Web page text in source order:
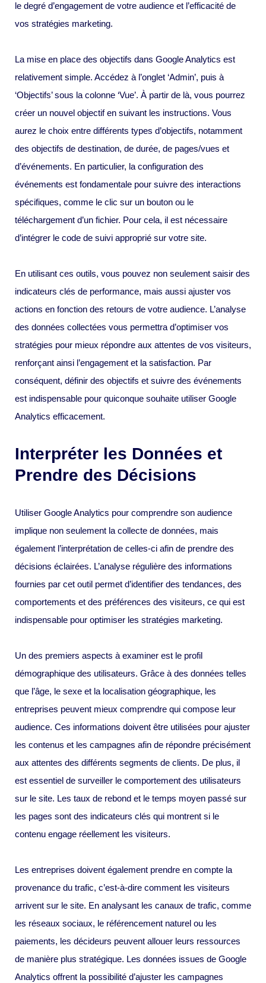
le degré d’engagement de votre audience et l’efficacité de
vos stratégies marketing.
La mise en place des objectifs dans Google Analytics est
relativement simple. Accédez à l’onglet ‘Admin’, puis à
‘Objectifs’ sous la colonne ‘Vue’. À partir de là, vous pourrez
créer un nouvel objectif en suivant les instructions. Vous
aurez le choix entre différents types d’objectifs, notamment
des objectifs de destination, de durée, de pages/vues et
d’événements. En particulier, la configuration des
événements est fondamentale pour suivre des interactions
spécifiques, comme le clic sur un bouton ou le
téléchargement d’un fichier. Pour cela, il est nécessaire
d’intégrer le code de suivi approprié sur votre site.
En utilisant ces outils, vous pouvez non seulement saisir des
indicateurs clés de performance, mais aussi ajuster vos
actions en fonction des retours de votre audience. L’analyse
des données collectées vous permettra d’optimiser vos
stratégies pour mieux répondre aux attentes de vos visiteurs,
renforçant ainsi l’engagement et la satisfaction. Par
conséquent, définir des objectifs et suivre des événements
est indispensable pour quiconque souhaite utiliser Google
Analytics efficacement.
Interpréter les Données et
Prendre des Décisions
Utiliser Google Analytics pour comprendre son audience
implique non seulement la collecte de données, mais
également l’interprétation de celles-ci afin de prendre des
décisions éclairées. L’analyse régulière des informations
fournies par cet outil permet d’identifier des tendances, des
comportements et des préférences des visiteurs, ce qui est
indispensable pour optimiser les stratégies marketing.
Un des premiers aspects à examiner est le profil
démographique des utilisateurs. Grâce à des données telles
que l’âge, le sexe et la localisation géographique, les
entreprises peuvent mieux comprendre qui compose leur
audience. Ces informations doivent être utilisées pour ajuster
les contenus et les campagnes afin de répondre précisément
aux attentes des différents segments de clients. De plus, il
est essentiel de surveiller le comportement des utilisateurs
sur le site. Les taux de rebond et le temps moyen passé sur
les pages sont des indicateurs clés qui montrent si le
contenu engage réellement les visiteurs.
Les entreprises doivent également prendre en compte la
provenance du trafic, c’est-à-dire comment les visiteurs
arrivent sur le site. En analysant les canaux de trafic, comme
les réseaux sociaux, le référencement naturel ou les
paiements, les décideurs peuvent allouer leurs ressources
de manière plus stratégique. Les données issues de Google
Analytics offrent la possibilité d’ajuster les campagnes